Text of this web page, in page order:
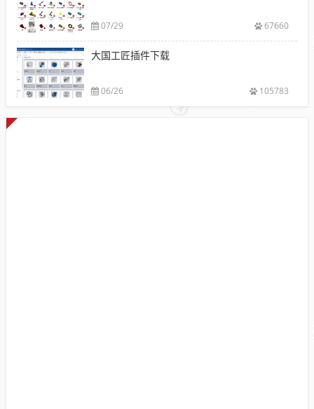
07/29 67660
大国工匠插件下载
06/26 105783